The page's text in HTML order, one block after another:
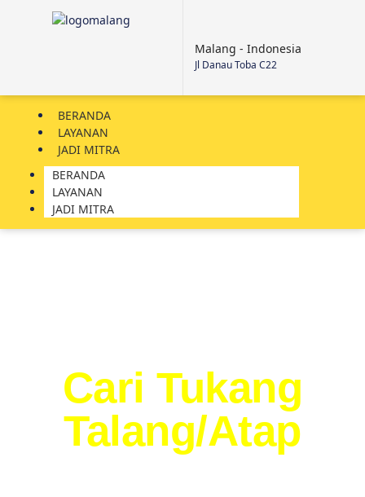
Malang - Indonesia
Jl Danau Toba C22
BERANDA
LAYANAN
JADI MITRA
BERANDA
LAYANAN
JADI MITRA
Cari Tukang
Talang/Atap